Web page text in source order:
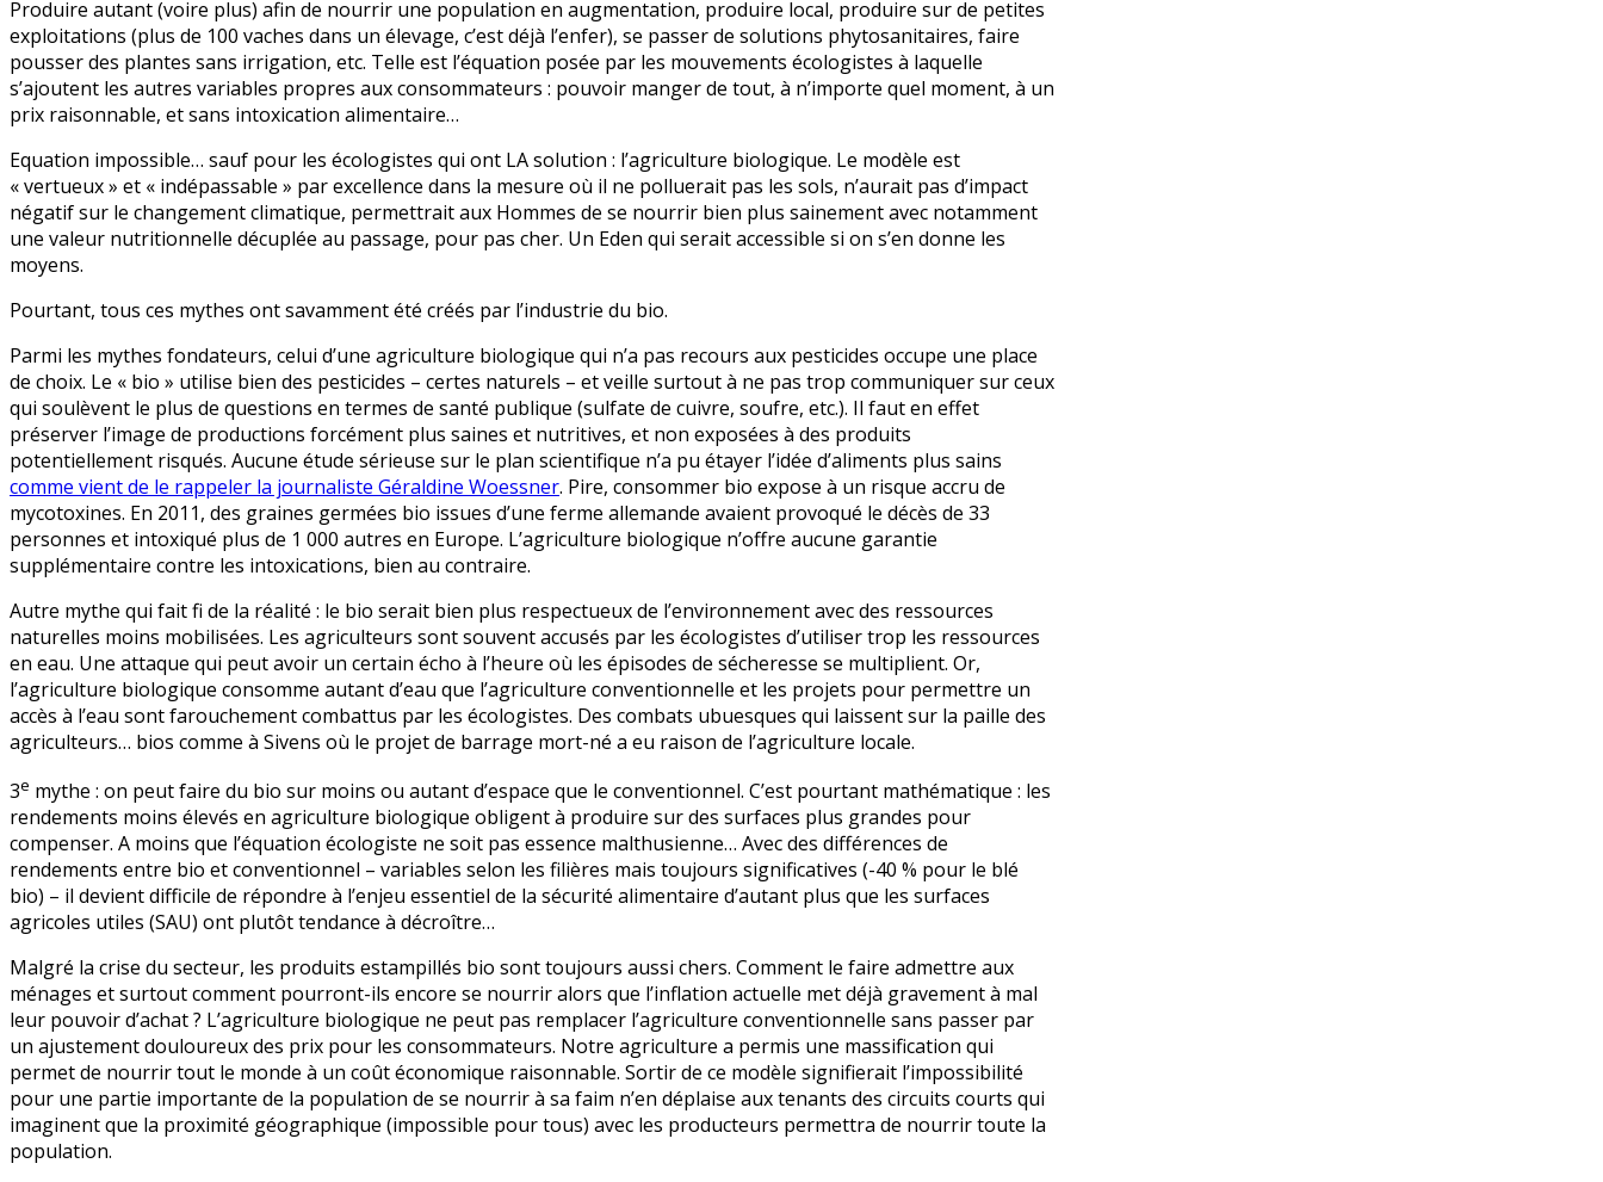
équation
du
bio
Produire autant (voire plus) afin de nourrir une population en augmentation, produire local, produire sur de petites
exploitations (plus de 100 vaches dans un élevage, c’est déjà l’enfer), se passer de solutions phytosanitaires, faire
pousser des plantes sans irrigation, etc. Telle est l’équation posée par les mouvements écologistes à laquelle
s’ajoutent les autres variables propres aux consommateurs : pouvoir manger de tout, à n’importe quel moment, à un
prix raisonnable, et sans intoxication alimentaire…
Equation impossible… sauf pour les écologistes qui ont LA solution : l’agriculture biologique. Le modèle est
« vertueux » et « indépassable » par excellence dans la mesure où il ne polluerait pas les sols, n’aurait pas d’impact
négatif sur le changement climatique, permettrait aux Hommes de se nourrir bien plus sainement avec notamment
une valeur nutritionnelle décuplée au passage, pour pas cher. Un Eden qui serait accessible si on s’en donne les
moyens.
Pourtant, tous ces mythes ont savamment été créés par l’industrie du bio.
Parmi les mythes fondateurs, celui d’une agriculture biologique qui n’a pas recours aux pesticides occupe une place
de choix. Le « bio » utilise bien des pesticides – certes naturels – et veille surtout à ne pas trop communiquer sur ceux
qui soulèvent le plus de questions en termes de santé publique (sulfate de cuivre, soufre, etc.). Il faut en effet
préserver l’image de productions forcément plus saines et nutritives, et non exposées à des produits
potentiellement risqués. Aucune étude sérieuse sur le plan scientifique n’a pu étayer l’idée d’aliments plus sains
comme vient de le rappeler la journaliste Géraldine Woessner. Pire, consommer bio expose à un risque accru de
mycotoxines. En 2011, des graines germées bio issues d’une ferme allemande avaient provoqué le décès de 33
personnes et intoxiqué plus de 1 000 autres en Europe. L’agriculture biologique n’offre aucune garantie
supplémentaire contre les intoxications, bien au contraire.
Autre mythe qui fait fi de la réalité : le bio serait bien plus respectueux de l’environnement avec des ressources
naturelles moins mobilisées. Les agriculteurs sont souvent accusés par les écologistes d’utiliser trop les ressources
en eau. Une attaque qui peut avoir un certain écho à l’heure où les épisodes de sécheresse se multiplient. Or,
l’agriculture biologique consomme autant d’eau que l’agriculture conventionnelle et les projets pour permettre un
accès à l’eau sont farouchement combattus par les écologistes. Des combats ubuesques qui laissent sur la paille des
agriculteurs… bios comme à Sivens où le projet de barrage mort-né a eu raison de l’agriculture locale.
3e mythe : on peut faire du bio sur moins ou autant d’espace que le conventionnel. C’est pourtant mathématique : les
rendements moins élevés en agriculture biologique obligent à produire sur des surfaces plus grandes pour
compenser. A moins que l’équation écologiste ne soit pas essence malthusienne… Avec des différences de
rendements entre bio et conventionnel – variables selon les filières mais toujours significatives (-40 % pour le blé
bio) – il devient difficile de répondre à l’enjeu essentiel de la sécurité alimentaire d’autant plus que les surfaces
agricoles utiles (SAU) ont plutôt tendance à décroître…
Malgré la crise du secteur, les produits estampillés bio sont toujours aussi chers. Comment le faire admettre aux
ménages et surtout comment pourront-ils encore se nourrir alors que l’inflation actuelle met déjà gravement à mal
leur pouvoir d’achat ? L’agriculture biologique ne peut pas remplacer l’agriculture conventionnelle sans passer par
un ajustement douloureux des prix pour les consommateurs. Notre agriculture a permis une massification qui
permet de nourrir tout le monde à un coût économique raisonnable. Sortir de ce modèle signifierait l’impossibilité
pour une partie importante de la population de se nourrir à sa faim n’en déplaise aux tenants des circuits courts qui
imaginent que la proximité géographique (impossible pour tous) avec les producteurs permettra de nourrir toute la
population.